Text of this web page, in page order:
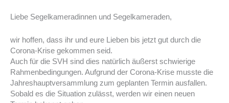
Liebe Segelkameradinnen und Segelkameraden,
wir hoffen, dass ihr und eure Lieben bis jetzt gut durch die
Corona-Krise gekommen seid.
Auch für die SVH sind dies natürlich äußerst schwierige
Rahmenbedingungen. Aufgrund der Corona-Krise musste die
Jahreshauptversammlung zum geplanten Termin ausfallen.
Sobald es die Situation zulässt, werden wir einen neuen